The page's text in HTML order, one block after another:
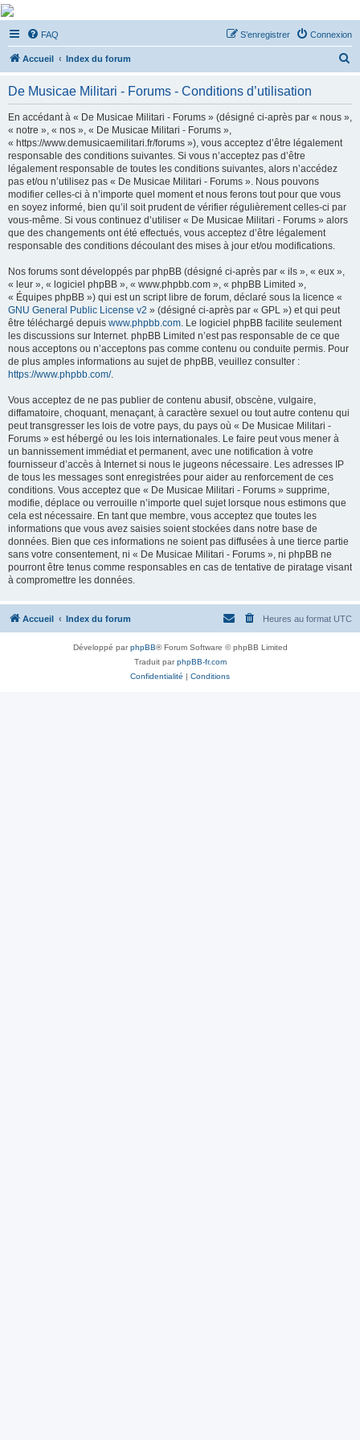
De Musicae Militari -
Forums
Forums de discussions
FAQ Connexion
S’enregistrer
Accueil Index du forum
De Musicae Militari - Forums - Conditions d’utilisation
En accédant à « De Musicae Militari - Forums » (désigné ci-après par « nous »,
« notre », « nos », « De Musicae Militari - Forums »,
« https://www.demusicaemilitari.fr/forums »), vous acceptez d’être légalement
responsable des conditions suivantes. Si vous n’acceptez pas d’être
légalement responsable de toutes les conditions suivantes, alors n’accédez
pas et/ou n’utilisez pas « De Musicae Militari - Forums ». Nous pouvons
modifier celles-ci à n’importe quel moment et nous ferons tout pour que vous
en soyez informé, bien qu’il soit prudent de vérifier régulièrement celles-ci par
vous-même. Si vous continuez d’utiliser « De Musicae Militari - Forums » alors
que des changements ont été effectués, vous acceptez d’être légalement
responsable des conditions découlant des mises à jour et/ou modifications.
Nos forums sont développés par phpBB (désigné ci-après par « ils », « eux »,
« leur », « logiciel phpBB », « www.phpbb.com », « phpBB Limited »,
« Équipes phpBB ») qui est un script libre de forum, déclaré sous la licence «
GNU General Public License v2 » (désigné ci-après par « GPL ») et qui peut
être téléchargé depuis www.phpbb.com. Le logiciel phpBB facilite seulement
les discussions sur Internet. phpBB Limited n’est pas responsable de ce que
nous acceptons ou n’acceptons pas comme contenu ou conduite permis. Pour
de plus amples informations au sujet de phpBB, veuillez consulter :
https://www.phpbb.com/.
Vous acceptez de ne pas publier de contenu abusif, obscène, vulgaire,
diffamatoire, choquant, menaçant, à caractère sexuel ou tout autre contenu qui
peut transgresser les lois de votre pays, du pays où « De Musicae Militari -
Forums » est hébergé ou les lois internationales. Le faire peut vous mener à
un bannissement immédiat et permanent, avec une notification à votre
fournisseur d’accès à Internet si nous le jugeons nécessaire. Les adresses IP
de tous les messages sont enregistrées pour aider au renforcement de ces
conditions. Vous acceptez que « De Musicae Militari - Forums » supprime,
modifie, déplace ou verrouille n’importe quel sujet lorsque nous estimons que
cela est nécessaire. En tant que membre, vous acceptez que toutes les
informations que vous avez saisies soient stockées dans notre base de
données. Bien que ces informations ne soient pas diffusées à une tierce partie
sans votre consentement, ni « De Musicae Militari - Forums », ni phpBB ne
pourront être tenus comme responsables en cas de tentative de piratage visant
à compromettre les données.
Accueil Index du forum Heures au format UTC
Développé parphpBB® Forum Software © phpBB Limited
Traduit parphpBB-fr.com
Confidentialité | Conditions